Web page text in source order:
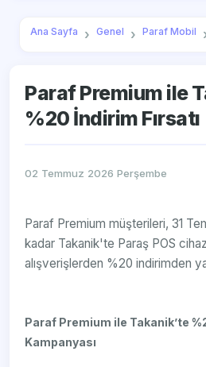
Ana Sayfa Genel Paraf Mobil
Paraf Premium ile
%20 İndirim Fırsatı
02 Temmuz 2026 Perşembe
Paraf Premium müşterileri, 31
kadar Takanik'te Paraş POS
alışverişlerden %20 indirimden
Paraf Premium ile Takanik’te
Kampanyası